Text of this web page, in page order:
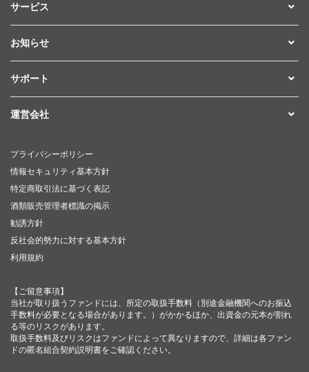
サービス
お知らせ
サポート
運営会社
プライバシーポリシー
情報セキュリティ基本方針
特定商取引法に基づく表記
酒類販売管理者標識の掲示
勧誘方針
反社会的勢力に対する基本方針
利用規約
【ご留意事項】
当社が取り扱うファンドには、所定の取扱手数料（別途金融機関へのお振込
手数料が必要となる場合があります。）がかかるほか、出資金の元本が割れ
る等のリスクがあります。
取扱手数料及びリスクはファンドによって異なりますので、詳細は各ファン
ドの匿名組合契約説明書をご確認ください。